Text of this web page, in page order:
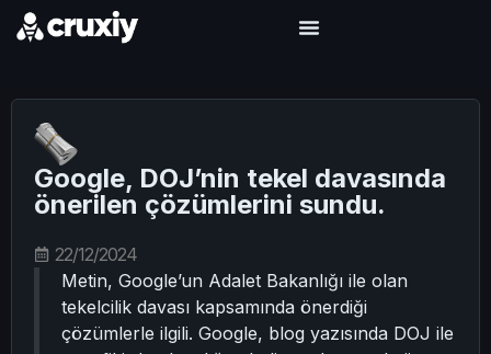
Google, DOJ’nin tekel davasında
önerilen çözümlerini sundu.
22/12/2024
Metin, Google’un Adalet Bakanlığı ile olan
tekelcilik davası kapsamında önerdiği
çözümlerle ilgili. Google, blog yazısında DOJ ile